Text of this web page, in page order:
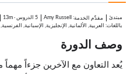
مبتدئ مقدِّم الخدمة:
Amy Russell 5 الدروس ·
13m
باللغات: العربية, الألمانية, الإنجليزية, الإسبانية,
وصف الدورة
يُعد التعاون مع الآخرين جزءاً مهماً